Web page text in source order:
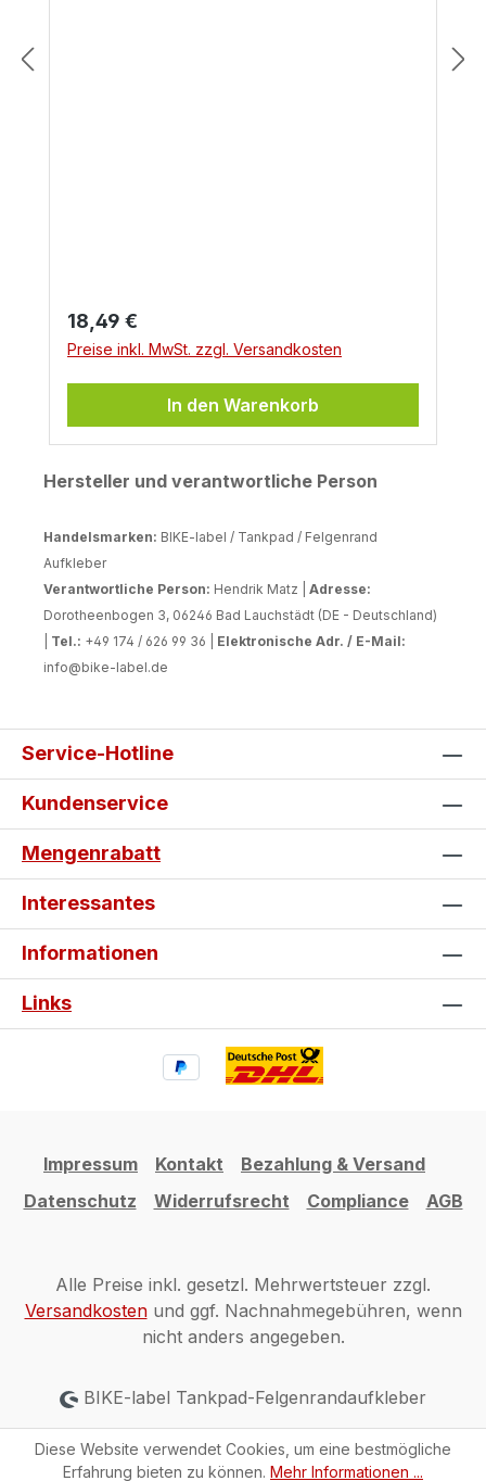
Regulärer Preis:
18,49 €
Preise inkl. MwSt. zzgl. Versandkosten
In den Warenkorb
Hersteller und verantwortliche Person
Handelsmarken: BIKE-label / Tankpad / Felgenrand
Aufkleber
Verantwortliche Person: Hendrik Matz | Adresse:
Dorotheenbogen 3, 06246 Bad Lauchstädt (DE - Deutschland)
Tel.: +49 174 / 626 99 36 | Elektronische Adr. / E-Mail:
info@bike-label.de
Service-Hotline
Kundenservice
Mengenrabatt
Interessantes
Informationen
Links
Impressum Kontakt
Bezahlung & Versand
Datenschutz
Widerrufsrecht Compliance AGB
Alle Preise inkl. gesetzl. Mehrwertsteuer zzgl.
Versandkostenund ggf. Nachnahmegebühren, wenn
nicht anders angegeben.
BIKE-label Tankpad-Felgenrandaufkleber
Diese Website verwendet Cookies, um eine bestmögliche
Erfahrung bieten zu können. Mehr Informationen ...